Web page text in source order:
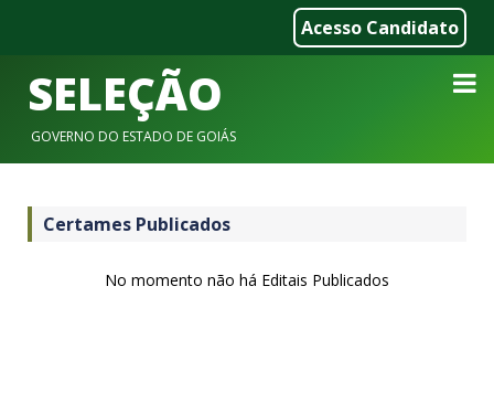
Acesso Candidato
SELEÇÃO
GOVERNO DO ESTADO DE GOIÁS
Certames Publicados
No momento não há Editais Publicados